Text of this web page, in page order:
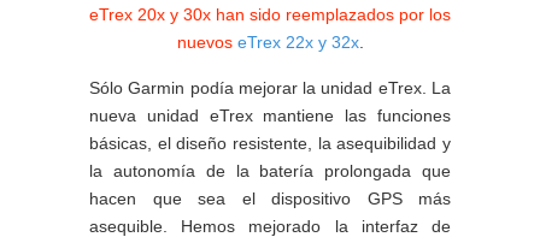
eTrex 20x y 30x han sido reemplazados por los
nuevos eTrex 22x y 32x.
Sólo Garmin podía mejorar la unidad eTrex. La
nueva unidad eTrex mantiene las funciones
básicas, el diseño resistente, la asequibilidad y
la autonomía de la batería prolongada que
hacen que sea el dispositivo GPS más
asequible. Hemos mejorado la interfaz de